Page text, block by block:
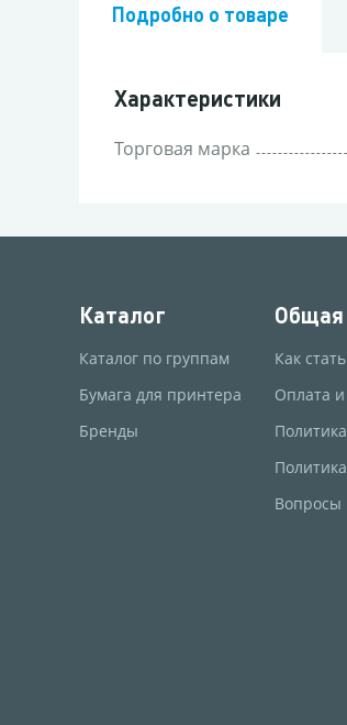
Подробно о товаре
Характеристики
Торговая марка
Каталог
Каталог по группам
Бумага для принтера
Бренды
Общая
Как
Оплата и
Вопросы